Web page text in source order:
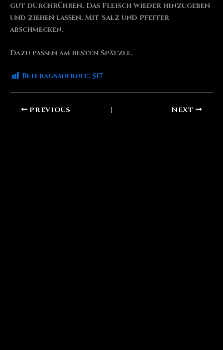
gut durchrühren. Das Fleisch wieder hinzugeben
und ziehen lassen. Mit Salz und Pfeffer
abschmecken.
Dazu passen am besten Spätzle.
Beitragsaufrufe: 517
PREVIOUS NEXT